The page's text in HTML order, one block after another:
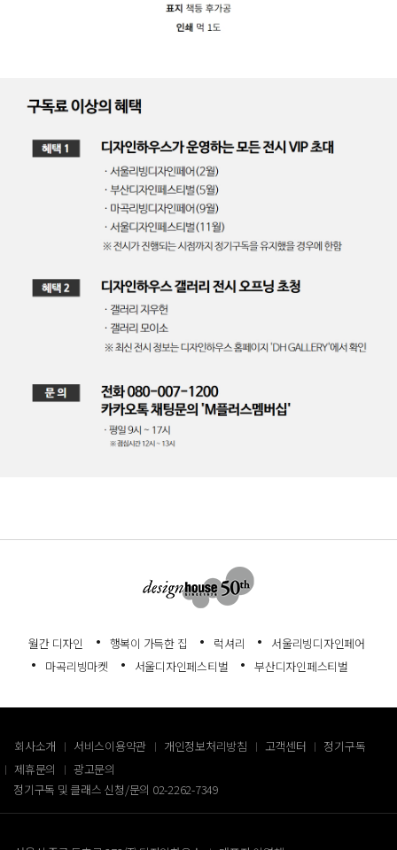
월간 디자인 행복이 가득한 집 럭셔리
서울리빙디자인페어
마곡리빙마켓
서울디자인페스티벌 부산디자인페스티벌
회사소개 서비스이용약관 개인정보처리방침 고객센터
정기구독
제휴문의
광고문의
정기구독 및 클래스 신청/문의 02-2262-7349